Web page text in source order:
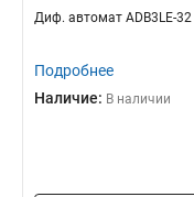
Диф. автомат ADB3LE-32
Подробнее
Наличие: В наличии